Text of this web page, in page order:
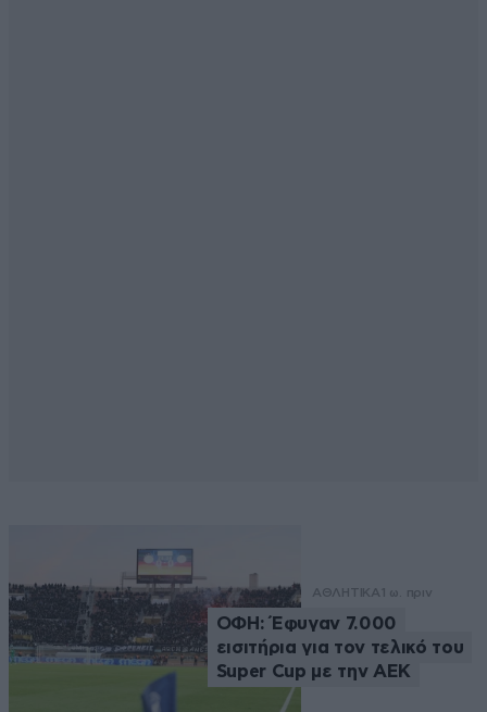
ΑΘΛΗΤΙΚΑ 1 ω. πριν
ΟΦΗ: Έφυγαν 7.000
εισιτήρια για τον τελικό του
Super Cup με την ΑΕΚ